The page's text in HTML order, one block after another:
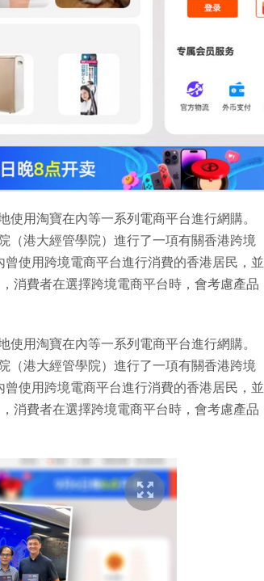
用淘寶在內等一系列電商平台進行網購。
（港大經管學院）進行了一項有關香港跨境
使用跨境電商平台進行消費的香港居民，並
消費者在選擇跨境電商平台時，會考慮產品
用淘寶在內等一系列電商平台進行網購。
（港大經管學院）進行了一項有關香港跨境
使用跨境電商平台進行消費的香港居民，並
消費者在選擇跨境電商平台時，會考慮產品